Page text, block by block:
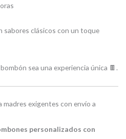
sabores clásicos con un toque
sea una experiencia única 🍫.
exigentes con envío a
personalizados con